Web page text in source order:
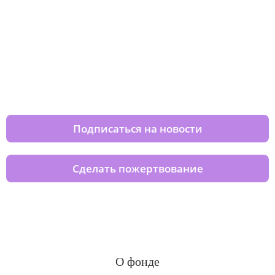
Подписаться на новости
Сделать пожертвование
О фонде